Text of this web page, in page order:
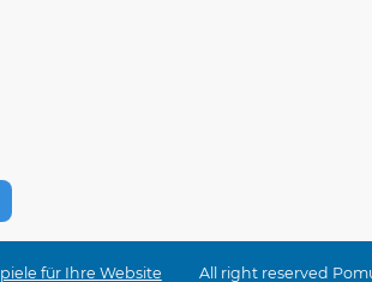
für Ihre Website All right reserved